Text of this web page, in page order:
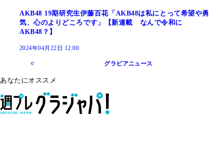
AKB48 19期研究生伊藤百花「AKB48は私にとって希望や勇
気、心のよりどころです」【新連載 なんで令和に
AKB48？】
2024年04月22日 12:00
グラビアニュース
あなたにオススメ